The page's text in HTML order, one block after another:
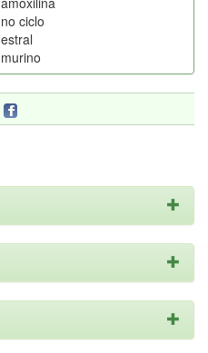
no ciclo
estral
murino